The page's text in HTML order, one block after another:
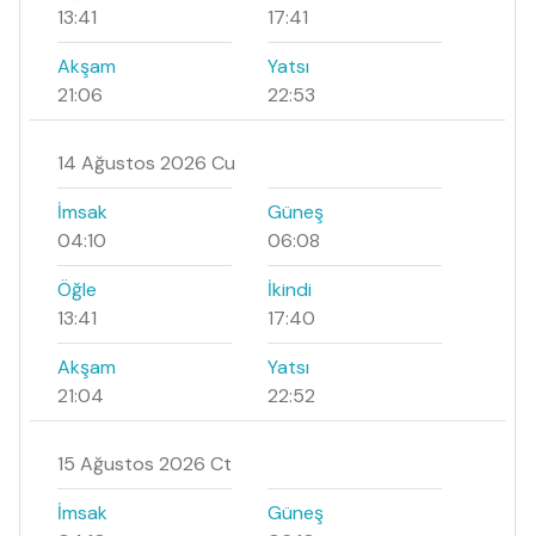
13:41
17:41
Akşam
21:06
Yatsı
22:53
14 Ağustos 2026 Cu
İmsak
04:10
Güneş
06:08
Öğle
13:41
İkindi
17:40
Akşam
21:04
Yatsı
22:52
15 Ağustos 2026 Ct
İmsak
Güneş